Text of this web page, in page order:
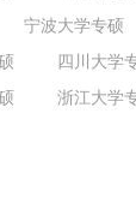
宁波大学专硕
四川大学
浙江大学